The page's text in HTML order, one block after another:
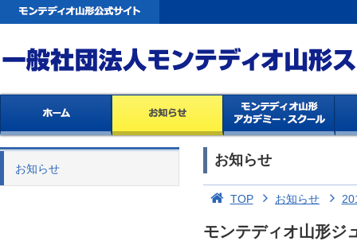
お知らせ
お知らせ
TOP お知らせ
モンテディオ山形